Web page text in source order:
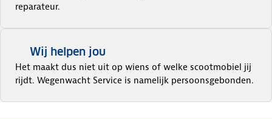
reparateur.
Wij helpen jou
Het maakt dus niet uit op wiens of welke scootmobiel jij
rijdt. Wegenwacht Service is namelijk persoonsgebonden.